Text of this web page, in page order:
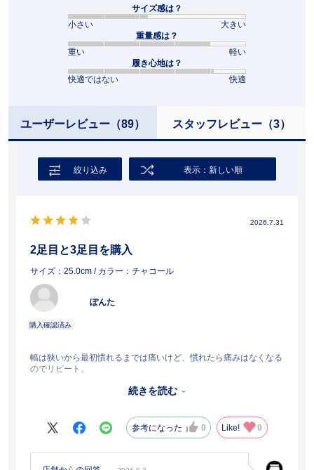
サイズ感は？
小さい
大きい
重量感は？
重い
軽い
履き心地は？
快適ではない
快適
ユーザーレビュー（89） スタッフレビュー（3）
絞り込み 表示：新しい順
2026.7.31
2足目と3足目を購入
サイズ：25.0cm / カラー：チャコール
ぽんた
幅は狭いから最初慣れるまでは痛いけど、慣れたら痛みはなくなる
のでリピート。
1足目は1年少しで歩く度に踵がカチカチカチカチ音が鳴るようにな
続きを読む
参考になった 0 Like! 0